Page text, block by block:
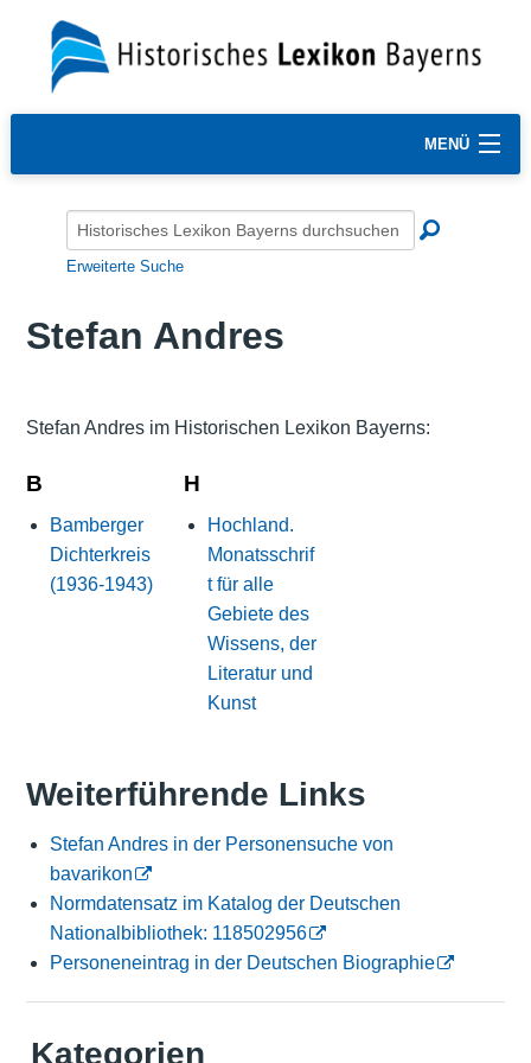
MENÜ
Erweiterte Suche
Stefan Andres
Stefan Andres im Historischen Lexikon Bayerns:
B
Bamberger
Dichterkreis
(1936-1943)
H
Hochland.
Monatsschrif
t für alle
Gebiete des
Wissens, der
Literatur und
Kunst
Weiterführende Links
Stefan Andres in der Personensuche von
bavarikon
Normdatensatz im Katalog der Deutschen
Nationalbibliothek: 118502956
Personeneintrag in der Deutschen Biographie
Kategorien